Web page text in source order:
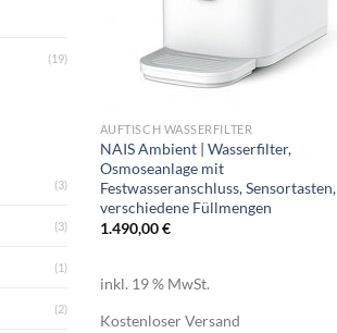
(19)
(3)
(3)
(1)
(2)
AUFTISCH WASSERFILTER
NAIS Ambient | Wasserfilter,
Osmoseanlage mit
Festwasseranschluss, Sensortasten,
verschiedene Füllmengen
1.490,00€
inkl. 19 % MwSt.
Kostenloser Versand